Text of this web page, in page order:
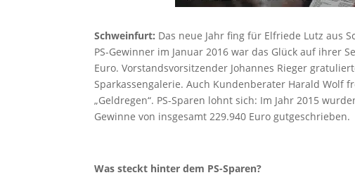
Schweinfurt: Das neue Jahr fing für Elfriede Lutz aus
PS-Gewinner im Januar 2016 war das Glück auf ihrer
Euro. Vorstandsvorsitzender Johannes Rieger
Sparkassengalerie. Auch Kundenberater Harald Wolf
„Geldregen“. PS-Sparen lohnt sich: Im Jahr 2015
Gewinne von insgesamt 229.940 Euro gutgeschrieben.
Was steckt hinter dem PS-Sparen?